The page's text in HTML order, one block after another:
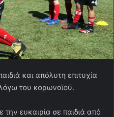
και απόλυτη επιτυχία
του κορωνοϊού.
ευκαιρία σε παιδιά από